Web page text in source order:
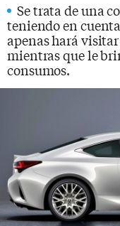
Se trata de una
teniendo en
apenas hará
mientras que le
consumos.